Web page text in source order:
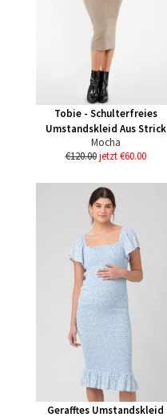
Tobie - Schulterfreies
Umstandskleid Aus Strick
Mocha
€120.00 jetzt €60.00
Gerafftes Umstandskleid